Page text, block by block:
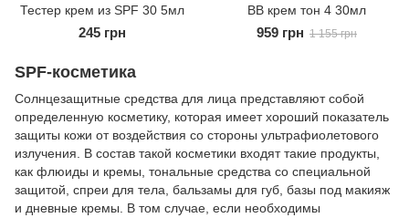
Тестер крем из SPF 30 5мл
245 грн
ВВ крем тон 4 30мл
959 грн 1 155 грн
SPF-косметика
Солнцезащитные средства для лица представляют собой
определенную косметику, которая имеет хороший показатель
защиты кожи от воздействия со стороны ультрафиолетового
излучения. В состав такой косметики входят такие продукты,
как флюиды и кремы, тональные средства со специальной
защитой, спреи для тела, бальзамы для губ, базы под макияж
и дневные кремы. В том случае, если необходимы